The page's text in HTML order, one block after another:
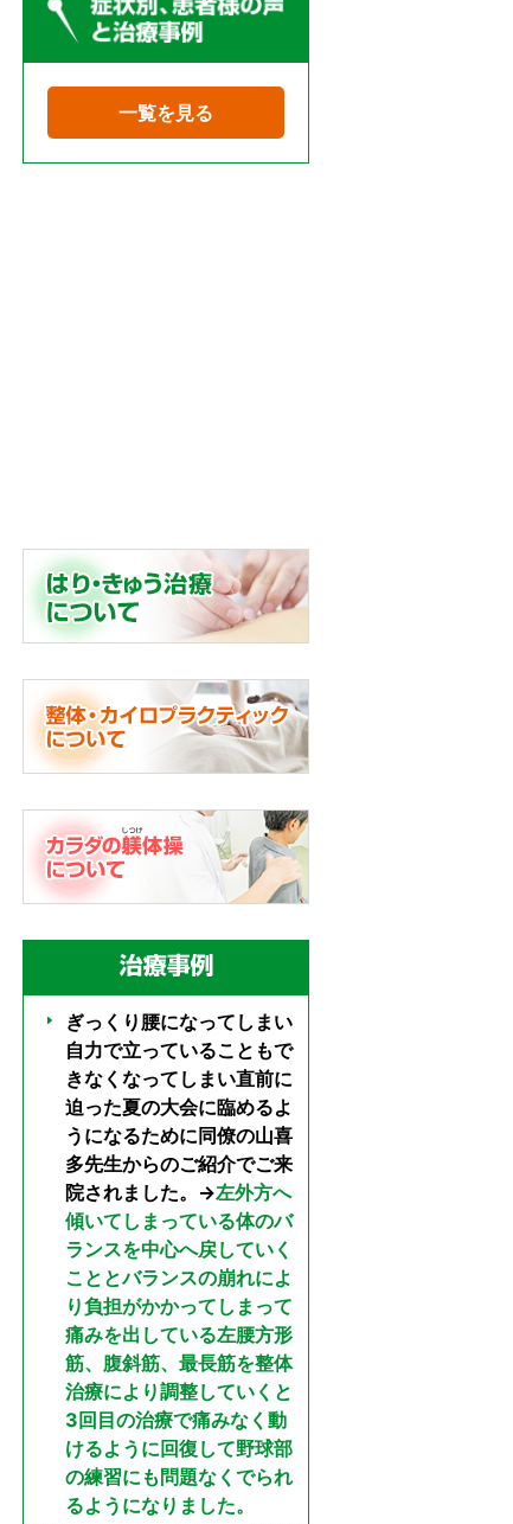
一覧を見る
ぎっくり腰になってしまい
自力で立っていることもで
きなくなってしまい直前に
迫った夏の大会に臨めるよ
うになるために同僚の山喜
多先生からのご紹介でご来
院されました。→左外方へ
傾いてしまっている体のバ
ランスを中心へ戻していく
こととバランスの崩れによ
り負担がかかってしまって
痛みを出している左腰方形
筋、腹斜筋、最長筋を整体
治療により調整していくと
3回目の治療で痛みなく動
けるように回復して野球部
の練習にも問題なくでられ
るようになりました。